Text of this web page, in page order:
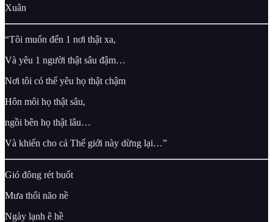
Xuân
“Tôi muốn đến 1 nơi thật xa,
Và yêu 1 người thật sâu đậm…
Nơi tôi có thể yêu họ thật chậm
Hôn môi họ thật sâu,
ngồi bên họ thật lâu…
Và khiến cho cả Thế giới này dừng lại…”
Gió đông rét buốt
Mưa thổi não nề
Ngày lạnh ê hề